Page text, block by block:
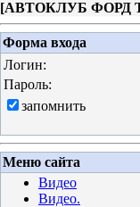
[АВТОКЛУБ ФОРД
Форма входа
Логин:
Пароль:
запомнить
Меню сайта
Видео
Видео.